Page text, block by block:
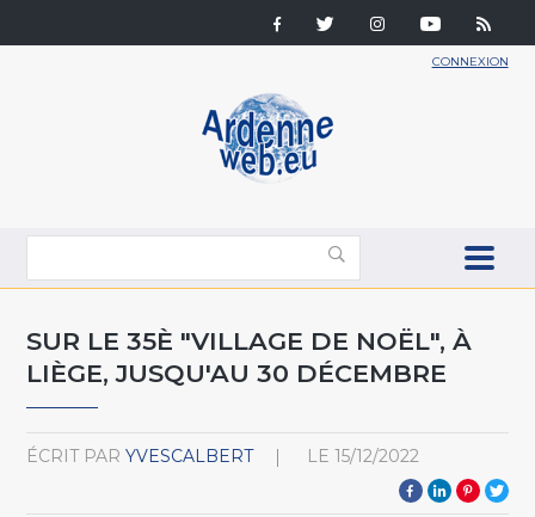
CONNEXION
SUR LE 35È "VILLAGE DE NOËL", À
LIÈGE, JUSQU'AU 30 DÉCEMBRE
ÉCRIT PAR YVESCALBERT LE 15/12/2022